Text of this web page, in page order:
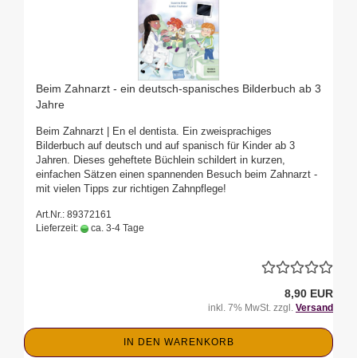
Beim Zahnarzt - ein deutsch-spanisches Bilderbuch ab 3
Jahre
Beim Zahnarzt | En el dentista. Ein zweisprachiges
Bilderbuch auf deutsch und auf spanisch für Kinder ab 3
Jahren. Dieses geheftete Büchlein schildert in kurzen,
einfachen Sätzen einen spannenden Besuch beim Zahnarzt -
mit vielen Tipps zur richtigen Zahnpflege!
Art.Nr.: 89372161
Lieferzeit:
ca. 3-4 Tage
8,90 EUR
inkl. 7% MwSt. zzgl. Versand
IN DEN WARENKORB